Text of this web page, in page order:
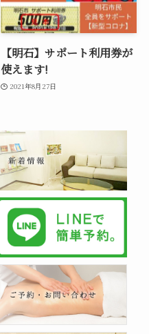
【明石】サポート利用券が
使えます!
2021年8月27日